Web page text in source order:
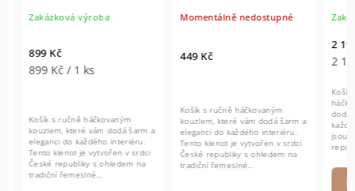
Zakázková výroba
899 Kč
899 Kč / 1 ks
Košík s ručně háčkovaným
kouzlem, které vám dodá šarm a
eleganci do každého interiéru.
Tento klenot je vytvořen v srdci
České republiky s ohledem na
tradiční řemeslné...
Momentálně nedostupné
449 Kč
Košík s ručně háčkovaným
kouzlem, které vám dodá šarm a
eleganci do každého interiéru.
Tento klenot je vytvořen v srdci
České republiky s ohledem na
tradiční řemeslné...
2 199
2
Košík
dodají
jsou